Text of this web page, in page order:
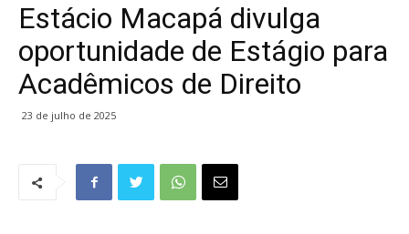
Estácio Macapá divulga
oportunidade de Estágio para
Acadêmicos de Direito
23 de julho de 2025